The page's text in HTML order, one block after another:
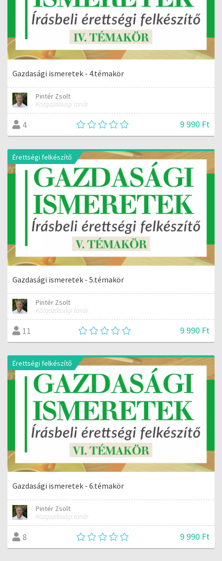
Gazdasági ismeretek - 4.témakör
Pintér Zsolt
Közgazdasági tanár
4 9 990 Ft
Érettségi felkészítő
Gazdasági ismeretek - 5.témakör
Pintér Zsolt
Közgazdasági tanár
11 9 990 Ft
Érettségi felkészítő
Gazdasági ismeretek - 6.témakör
Pintér Zsolt
Közgazdasági tanár
8 9 990 Ft